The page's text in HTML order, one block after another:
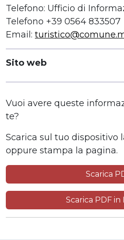
Telefono: Ufficio di
Telefono +39 0564 833507
Email:
Sito web
Vuoi avere queste
te?
Scarica sul tuo dispositivo
oppure stampa la pagina.
Scarica
Scarica PDF in